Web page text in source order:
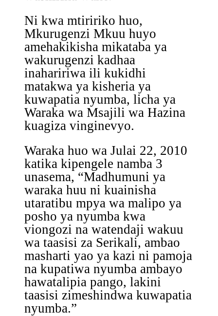
Ni kwa mtiririko huo,
Mkurugenzi Mkuu huyo
amehakikisha mikataba ya
wakurugenzi kadhaa
inahaririwa ili kukidhi
matakwa ya kisheria ya
kuwapatia nyumba, licha ya
Waraka wa Msajili wa Hazina
kuagiza vinginevyo.
Waraka huo wa Julai 22, 2010
katika kipengele namba 3
unasema, “Madhumuni ya
waraka huu ni kuainisha
utaratibu mpya wa malipo ya
posho ya nyumba kwa
viongozi na watendaji wakuu
wa taasisi za Serikali, ambao
masharti yao ya kazi ni pamoja
na kupatiwa nyumba ambayo
hawatalipia pango, lakini
taasisi zimeshindwa kuwapatia
nyumba.”